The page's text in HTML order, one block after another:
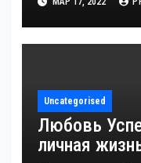
достижения,
интересные
Uncategorised
Любовь
личная